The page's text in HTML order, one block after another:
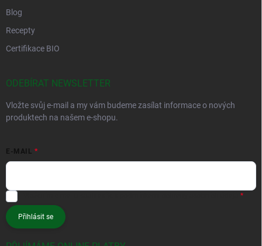
Blog
Recepty
Certifikace BIO
ODEBÍRAT NEWSLETTER
Vložte svůj e-mail a my vám budeme zasílat informace o nových
produktech na našem e-shopu.
E-MAIL
Přihlásit se